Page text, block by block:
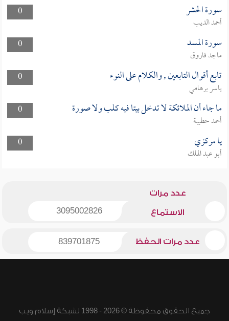
0 سورة الحشر
أحمد الديب
0
سورة المسد
ماجد فاروق
0
تابع أقوال التابعين , والكلام على النوء
ياسر برهامي
0
ما جاء أن الملائكة لا تدخل بيتا فيه كلب ولا صورة
أحمد حطيبة
0
يا مركزي
أبو عبد الملك
عدد مرات
الاستماع 3095002826
عدد مرات الحفظ 839701875
جميع الحقوق محفوظة © 2026 - 1998 لشبكة إسلام ويب